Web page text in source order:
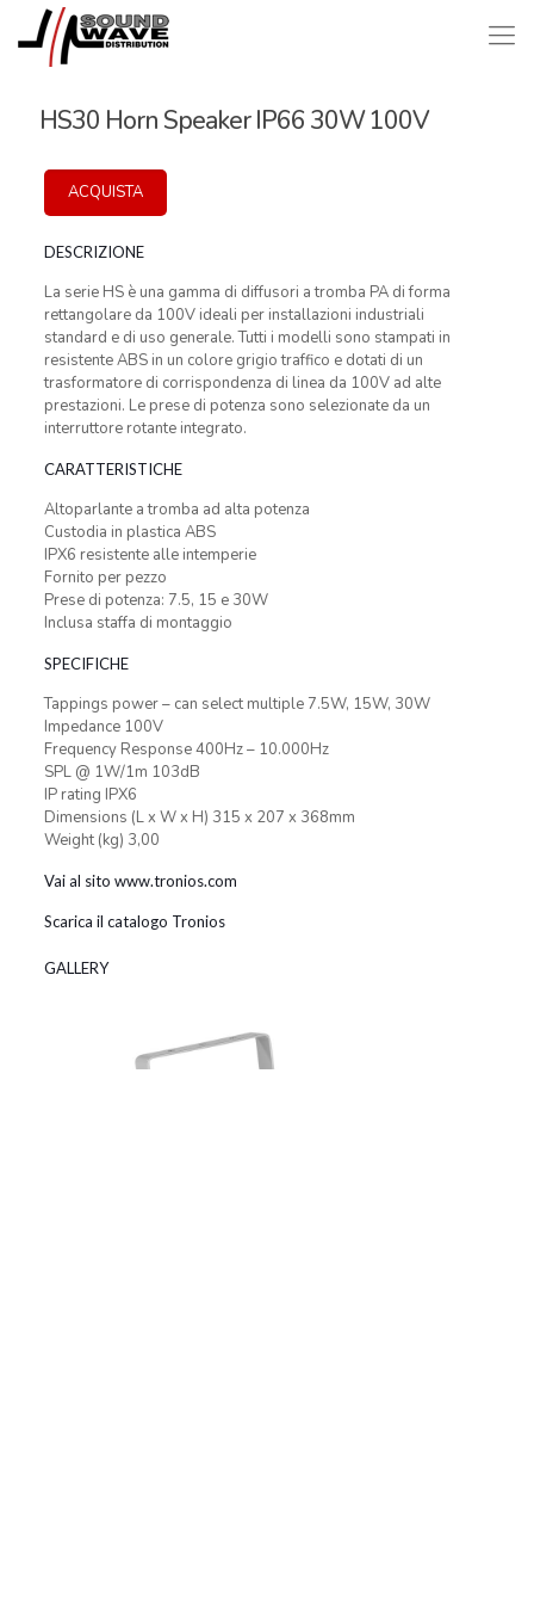
HS30 Horn Speaker IP66 30W 100V
ACQUISTA
DESCRIZIONE
La serie HS è una gamma di diffusori a tromba PA di forma
rettangolare da 100V ideali per installazioni industriali
standard e di uso generale. Tutti i modelli sono stampati in
resistente ABS in un colore grigio traffico e dotati di un
trasformatore di corrispondenza di linea da 100V ad alte
prestazioni. Le prese di potenza sono selezionate da un
interruttore rotante integrato.
CARATTERISTICHE
Altoparlante a tromba ad alta potenza
Custodia in plastica ABS
IPX6 resistente alle intemperie
Fornito per pezzo
Prese di potenza: 7.5, 15 e 30W
Inclusa staffa di montaggio
SPECIFICHE
Tappings power – can select multiple 7.5W, 15W, 30W
Impedance 100V
Frequency Response 400Hz – 10.000Hz
SPL @ 1W/1m 103dB
IP rating IPX6
Dimensions (L x W x H) 315 x 207 x 368mm
Weight (kg) 3,00
Vai al sito www.tronios.com
Scarica il catalogo Tronios
GALLERY